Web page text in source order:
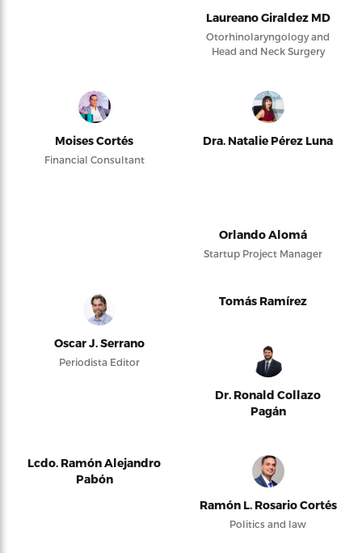
Laureano Giraldez MD
Otorhinolaryngology and
Head and Neck Surgery
Moises Cortés
Financial Consultant
Dra. Natalie Pérez Luna
Orlando Alomá
Startup Project Manager
Oscar J. Serrano
Periodista Editor
Tomás Ramírez
Dr. Ronald Collazo
Pagán
Lcdo. Ramón Alejandro
Pabón
Ramón L. Rosario Cortés
Politics and law